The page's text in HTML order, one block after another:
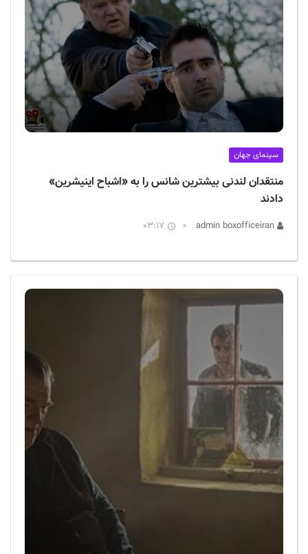
سینمای جهان
منتقدان لندنی بیشترین شانس را به «اشباح اینیشرین»
دادند
03:17